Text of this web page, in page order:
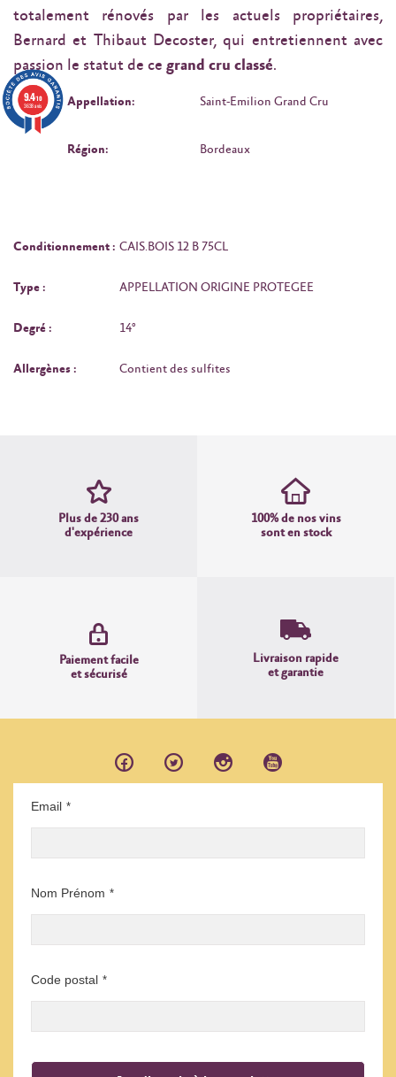
totalement rénovés par les actuels propriétaires,
Bernard et Thibaut Decoster, qui entretiennent avec
passion le statut de ce grand cru classé.
Appellation: Saint-Emilion Grand Cru
Région: Bordeaux
Conditionnement : CAIS.BOIS 12 B 75CL
Type : APPELLATION ORIGINE PROTEGEE
Degré : 14°
Allergènes : Contient des sulfites
Plus de 230 ans
d'expérience
100% de nos vins
sont en stock
Paiement facile
et sécurisé
Livraison rapide
et garantie
Email *
Nom Prénom *
Code postal *
9.4/10
3638 avis